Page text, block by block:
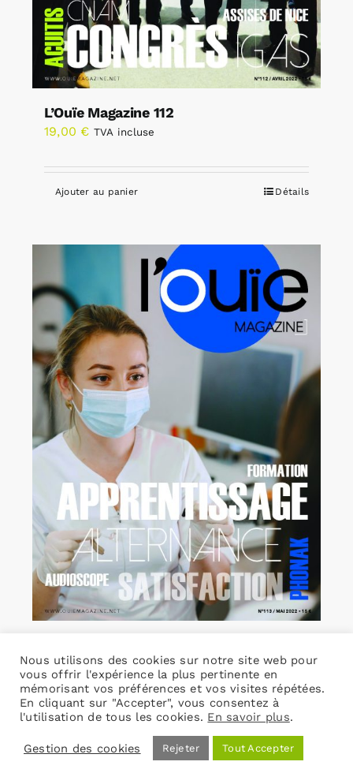
L’Ouïe Magazine 112
19,00 € TVA incluse
Ajouter au panier Détails
19,00€ TVA incluse
Ajouter au panier Détails
Nous utilisons des cookies sur notre site web pour
vous offrir l'expérience la plus pertinente en
mémorisant vos préférences et vos visites répétées.
En cliquant sur "Accepter", vous consentez à
l'utilisation de tous les cookies. En savoir plus.
Gestion des cookies Rejeter Tout Accepter